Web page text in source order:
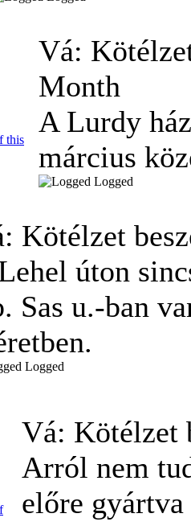
Vá:
Month
A Lurdy
március
Logged
Kötélzet
úton
Sas u.-ban
Logged
Vá: Kötélzet
Arról nem
előre